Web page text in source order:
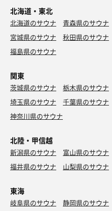
水風呂を出た1秒後に、
る指先。四肢。この体験
が隣にないとできない）
お休み処も広く、カウン
ドライサウナ 7分 8分 9
水風呂：1分 × 5
合計：3セット
締め
寝湯 3分
水シャワー 30秒
北海道・東北
北海道のサウナ 青森県のサウナ
宮城県のサウナ
秋田県のサウナ
福島県のサウナ
関東
茨城県のサウナ 栃木県のサウナ
埼玉県のサウナ
千葉県のサウナ
神奈川県のサウナ
北陸・甲信越
新潟県のサウナ 富山県のサウナ
福井県のサウナ
山梨県のサウナ
東海
岐阜県のサウナ 静岡県のサウナ